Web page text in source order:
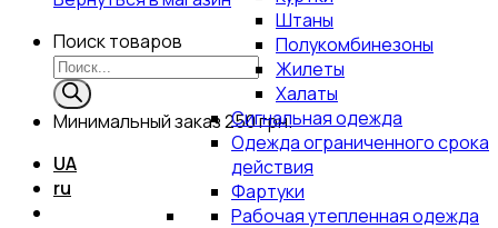
Поиск товаров
Минимальный заказ250 грн.
UA
ru
Штаны
Полукомбинезоны
Жилеты
Халаты
Сигнальная одежда
Одежда ограниченного срока
действия
Фартуки
Рабочая утепленная одежда